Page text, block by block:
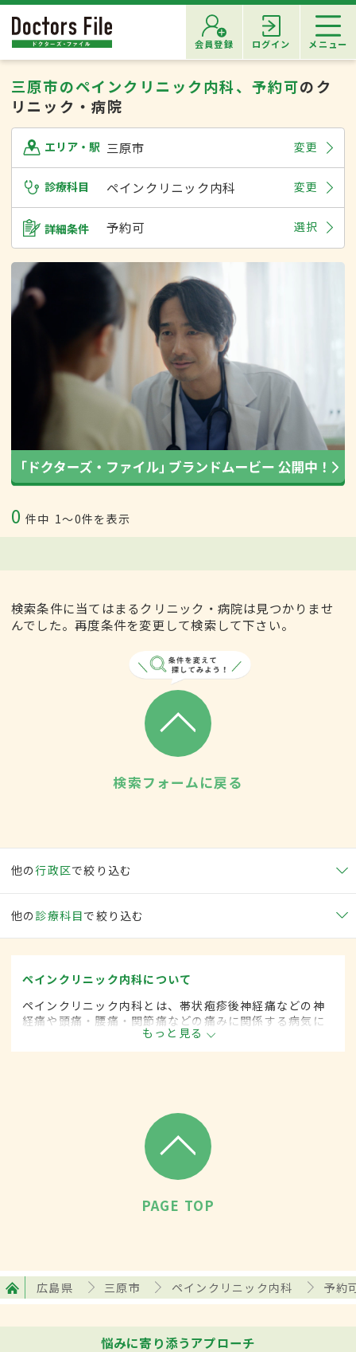
会員登録 ログイン メニュー
三原市のペインクリニック内科、予約可のク
リニック・病院
エリア・駅 三原市 変更
診療科目 ペインクリニック内科 変更
詳細条件 予約可 選択
0 件中 1〜0件を表示
検索条件に当てはまるクリニック・病院は見つかりませ
んでした。再度条件を変更して検索して下さい。
検索フォームに戻る
他の行政区で絞り込む
他の 診療科目で絞り込む
ペインクリニック内科について
ペインクリニック内科とは、帯状疱疹後神経痛などの神
経痛や頭痛・腰痛・関節痛などの痛みに関係する病気に
対して、麻酔を用いた治療法などを用いて治療する内科
の一領域です。平成20年4月の制度改正前は、ペインク
もっと見る
PAGE TOP
広島県 三原市 ペインクリニック内科 予約
悩みに寄り添うアプローチ